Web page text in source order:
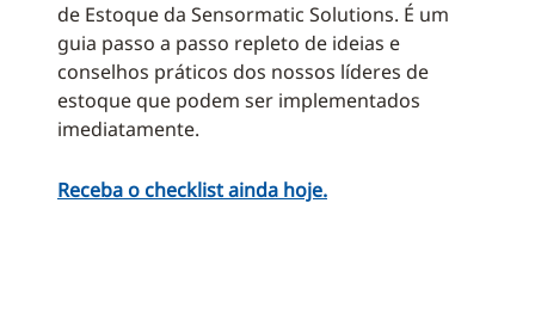
de Estoque da Sensormatic Solutions. É um
guia passo a passo repleto de ideias e
conselhos práticos dos nossos líderes de
estoque que podem ser implementados
imediatamente.
Receba o checklist ainda hoje.